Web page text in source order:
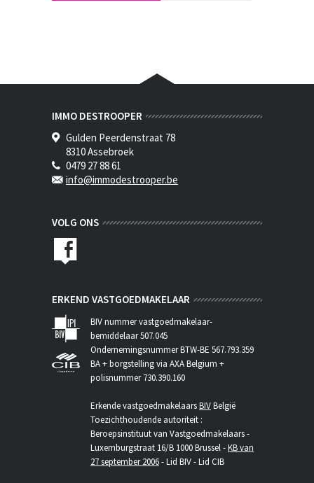
IMMO DESTROOPER
Gulden Peerdenstraat 78
8310 Assebroek
0479 27 88 61
info@immodestrooper.be
VOLG ONS
ERKEND VASTGOEDMAKELAAR
BIV nummer vastgoedmakelaar-
bemiddelaar 507.045
Ondernemingsnummer BTW-BE 567.793.359
BA + borgstelling via AXA Belgium +
polisnummer 730.390.160
Erkende vastgoedmakelaarsBIVBelgië
Toezichthoudende autoriteit :
Beroepsinstituut van Vastgoedmakelaars -
Luxemburgstraat 16/B 1000 Brussel -KB van
27 september 2006- Lid BIV - Lid CIB